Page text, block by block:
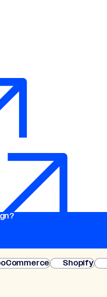
Shopify